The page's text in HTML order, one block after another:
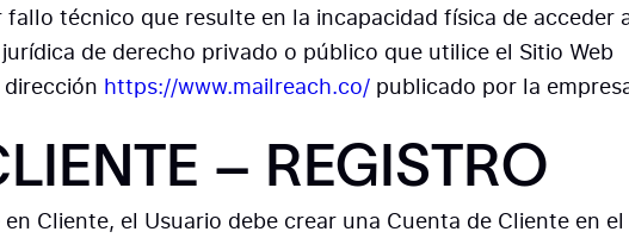
técnico que resulte en la incapacidad física de acceder
de derecho privado o público que utilice el Sitio Web
https://www.mailreach.co/ publicado por la
– REGISTRO
Cliente, el Usuario debe crear una Cuenta de Cliente en